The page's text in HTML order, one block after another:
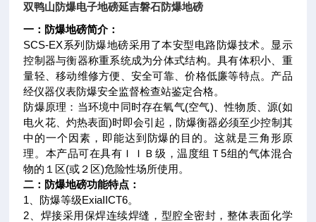
双鸭山防爆电子地磅延吉磐石防爆地磅
一：防爆地磅简介：
SCS-EX系列防爆地磅采用了本安型电路防爆技术。显示
控制器与衡器称重系统成为分体式结构。具有体积小、重
量轻、移动维修方便、安全可靠、价格低廉等特点。产品
经仪器仪表防爆安全监督检查站鉴定合格。
防爆原理：当环境中同时存在氧气(空气)、性物质、源(如
电火花、灼热表面)时即会引起，防爆衡器必须至少控制其
中的一个因素，即能达到防爆的目的。这就是三角形原
理。本产品可在具有ＩＩＢ级，温度组Ｔ5组的气体混合
物的１区(或２区)危险性场所使用。
二：防爆地磅功能特点：
1、防爆等级ExiaIICT6。
2、焊接采用保焊连续焊缝，型腔全密封，整体表面化学